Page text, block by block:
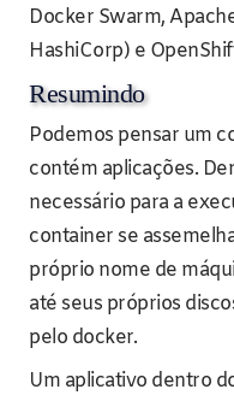
Docker Swarm,
HashiCorp) e
Resumindo
Podemos pensar um
contém aplicações.
necessário para a
container se
próprio nome de
até seus próprios
pelo docker.
Um aplicativo dentro